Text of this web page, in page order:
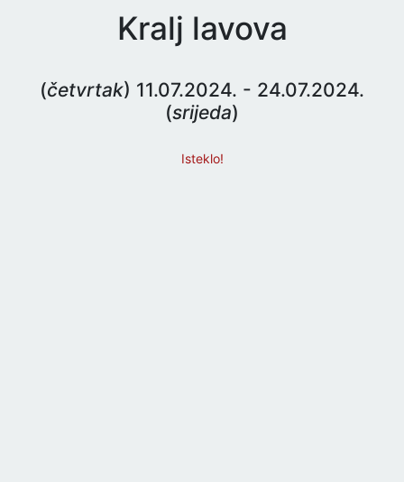
Kralj lavova
(četvrtak) 11.07.2024. - 24.07.2024.
(srijeda)
Isteklo!